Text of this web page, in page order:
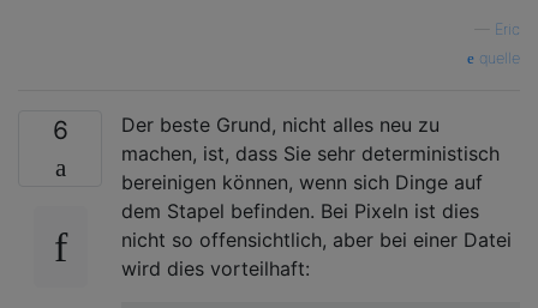
Eric
quelle
6
Der beste Grund, nicht alles neu zu
machen, ist, dass Sie sehr deterministisch
bereinigen können, wenn sich Dinge auf
dem Stapel befinden. Bei Pixeln ist dies
nicht so offensichtlich, aber bei einer Datei
wird dies vorteilhaft: